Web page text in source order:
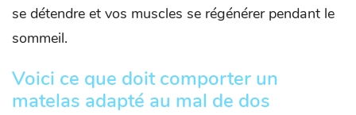
se détendre et vos muscles se régénérer pendant le
sommeil.
Voici ce que doit comporter un
matelas adapté au mal de dos